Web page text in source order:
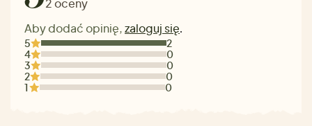
2 oceny
Aby dodać opinię,zaloguj się.
5
2
4
0
3
0
2
0
1
0